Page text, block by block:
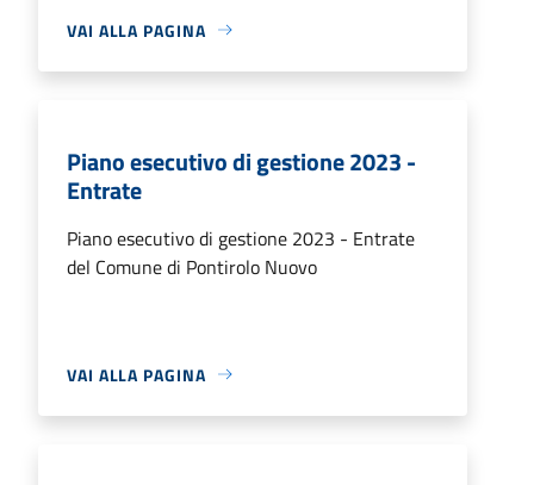
VAI ALLA PAGINA
Piano esecutivo di gestione 2023 -
Entrate
Piano esecutivo di gestione 2023 - Entrate
del Comune di Pontirolo Nuovo
VAI ALLA PAGINA